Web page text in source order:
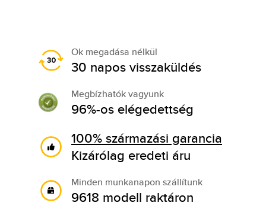
Ok megadása nélkül
30 napos visszaküldés
Megbízhatók vagyunk
96%-os elégedettség
100% származási garancia
Kizárólag eredeti áru
Minden munkanapon szállítunk
9618 modell raktáron